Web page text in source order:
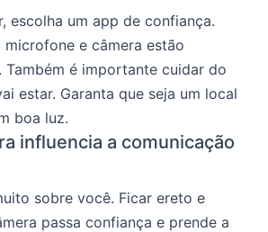
escolha um app de confiança.
microfone e câmera estão
Também é importante cuidar do
estar. Garanta que seja um local
boa luz.
influencia a comunicação
sobre você. Ficar ereto e
passa confiança e prende a